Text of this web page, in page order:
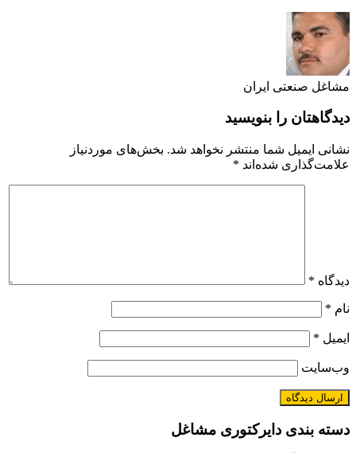
مشاغل صنعتی ایران
دیدگاهتان را بنویسید
نشانی ایمیل شما منتشر نخواهد شد. بخش‌های موردنیاز
علامت‌گذاری شده‌اند *
دیدگاه *
نام *
ایمیل *
وب‌سایت
دسته بندی دایرکتوری مشاغل